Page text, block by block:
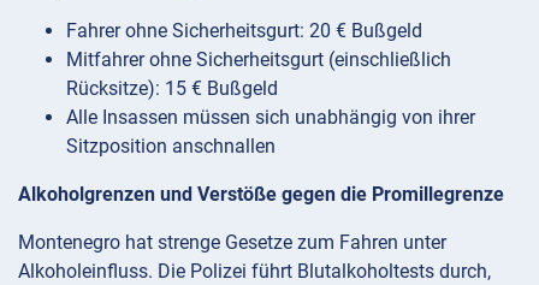
Fahrer ohne Sicherheitsgurt: 20 € Bußgeld
Mitfahrer ohne Sicherheitsgurt (einschließlich
Rücksitze): 15 € Bußgeld
Alle Insassen müssen sich unabhängig von ihrer
Sitzposition anschnallen
Alkoholgrenzen und Verstöße gegen die Promillegrenze
Montenegro hat strenge Gesetze zum Fahren unter
Alkoholeinfluss. Die Polizei führt Blutalkoholtests durch,